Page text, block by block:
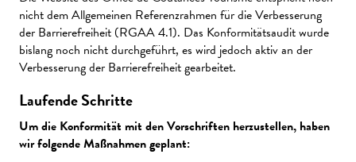
nicht dem Allgemeinen Referenzrahmen für die Verbesserung
der Barrierefreiheit (RGAA 4.1). Das Konformitätsaudit wurde
bislang noch nicht durchgeführt, es wird jedoch aktiv an der
Verbesserung der Barrierefreiheit gearbeitet.
Laufende Schritte
Um die Konformität mit den Vorschriften herzustellen, haben
wir folgende Maßnahmen geplant: